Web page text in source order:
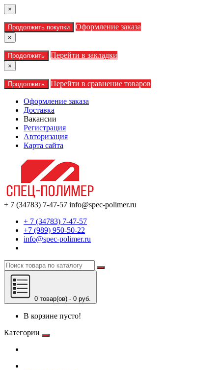
×
Продолжить покупки Оформление заказа
×
Продолжить Перейти в закладки
×
Продолжить Перейти в сравнение товаров
Оформление заказа
Доставка
Вакансии
Регистрация
Авторизация
Карта сайта
+ 7 (34783) 7-47-57 info@spec-polimer.ru
+ 7 (34783) 7-47-57
+7 (989) 950-50-22
info@spec-polimer.ru
0 товар(ов) - 0 руб.
В корзине пусто!
Категории